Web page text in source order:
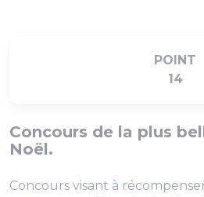
POINT
14
Concours de la plus
Noël.
Concours visant à